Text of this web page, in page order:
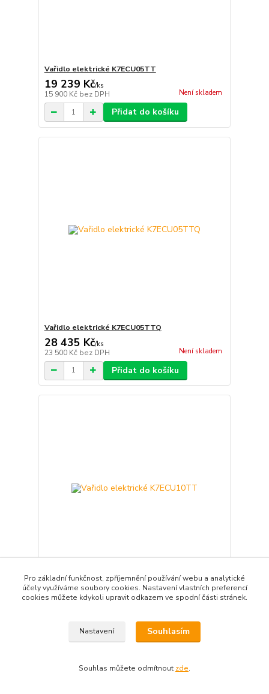
Vařidlo elektrické K7ECU05TT
19 239 Kč/ks
15 900 Kč bez DPH Není skladem
Přidat do košíku
Vařidlo elektrické K7ECU05TTQ
28 435 Kč/ks
23 500 Kč bez DPH Není skladem
Přidat do košíku
Vařidlo elektrické K7ECU10TT
30 008 Kč/ks
Přidat do košíku
Pro základní funkčnost, zpříjemnění používání webu a analytické
účely využíváme soubory cookies. Nastavení vlastních preferencí
cookies můžete kdykoli upravit odkazem ve spodní části stránek.
Nastavení Souhlasím
Souhlas můžete odmítnout zde.